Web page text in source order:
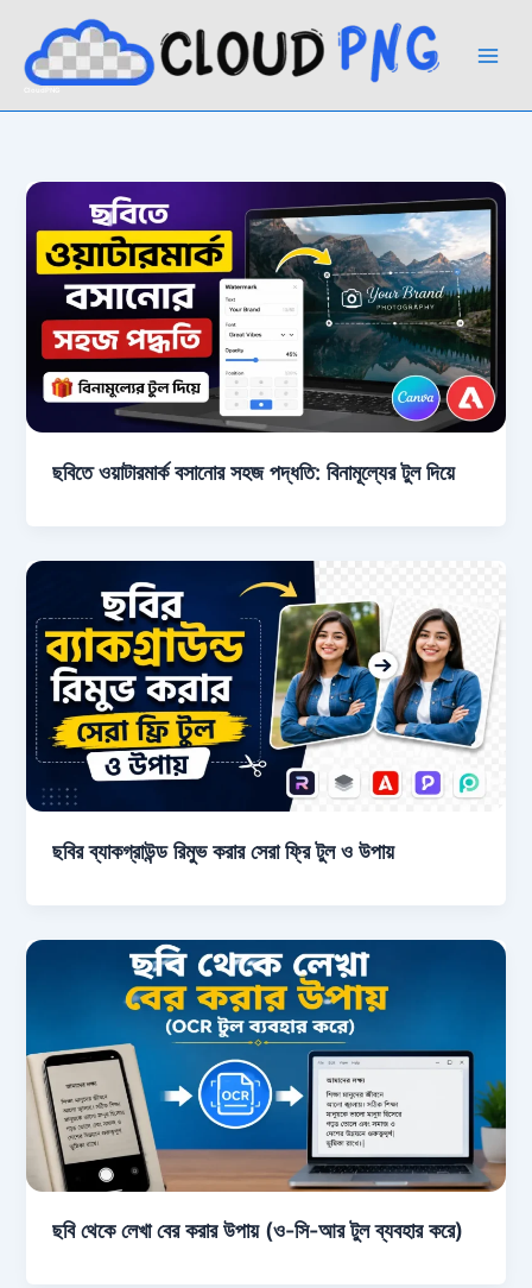
content
ছবিতে ওয়াটারমার্ক বসানোর সহজ পদ্ধতি: বিনামূল্যের টুল দিয়ে
ছবির ব্যাকগ্রাউন্ড রিমুভ করার সেরা ফ্রি টুল ও উপায়
ছবি থেকে লেখা বের করার উপায় (ও-সি-আর টুল ব্যবহার করে)